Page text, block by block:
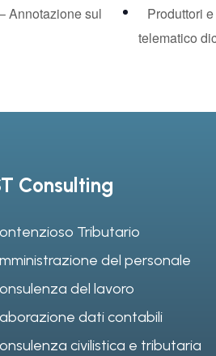
Annotazione sul
Produttori
telematico
Consulting
Tributario
del personale
del lavoro
dati contabili
civilistica e tributaria